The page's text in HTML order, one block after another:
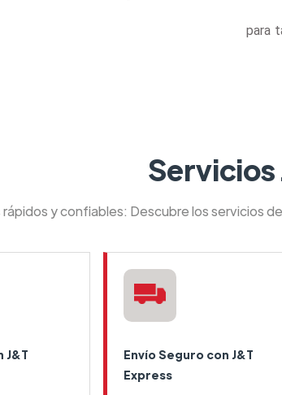
para
Servicios
rápidos y confiables: Descubre los servicios
J&T
Envío Seguro con J&T
Express